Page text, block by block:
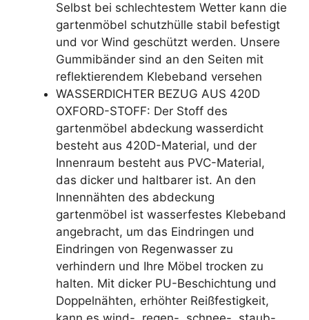
Selbst bei schlechtestem Wetter kann die
gartenmöbel schutzhülle stabil befestigt
und vor Wind geschützt werden. Unsere
Gummibänder sind an den Seiten mit
reflektierendem Klebeband versehen
WASSERDICHTER BEZUG AUS 420D
OXFORD-STOFF: Der Stoff des
gartenmöbel abdeckung wasserdicht
besteht aus 420D-Material, und der
Innenraum besteht aus PVC-Material,
das dicker und haltbarer ist. An den
Innennähten des abdeckung
gartenmöbel ist wasserfestes Klebeband
angebracht, um das Eindringen und
Eindringen von Regenwasser zu
verhindern und Ihre Möbel trocken zu
halten. Mit dicker PU-Beschichtung und
Doppelnähten, erhöhter Reißfestigkeit,